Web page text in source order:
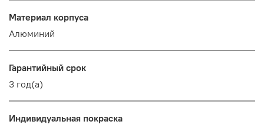
Материал корпуса
Алюминий
Гарантийный срок
3 год(а)
Индивидуальная покраска